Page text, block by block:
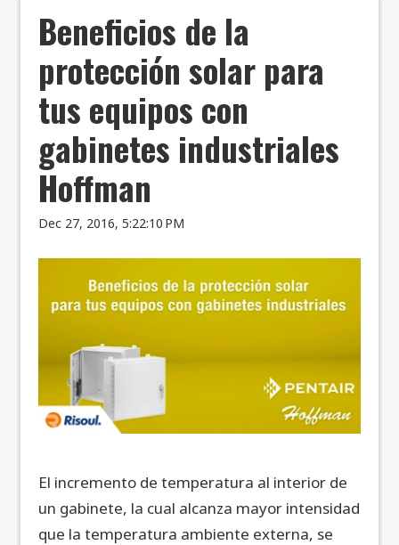
Beneficios de la
protección solar para
tus equipos con
gabinetes industriales
Hoffman
Dec 27, 2016, 5:22:10 PM
El incremento de temperatura al interior de
un gabinete, la cual alcanza mayor intensidad
que la temperatura ambiente externa, se